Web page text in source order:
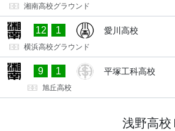
湘南高校グラウンド
12 1 愛川高校
横浜高校グラウンド
9 1 平塚工科高校
旭丘高校
浅野高校